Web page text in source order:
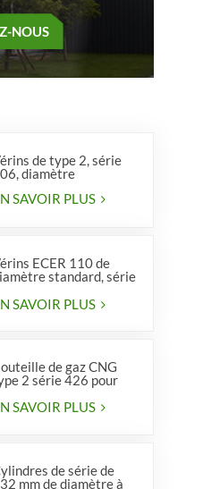
NOUS
de type 2, série
diamètre
SAVOIR PLUS
ECER 110 de
standard, série
SAVOIR PLUS
de gaz CNG
2 série 426 pour
véhicules
SAVOIR PLUS
de série de
mm de diamètre à